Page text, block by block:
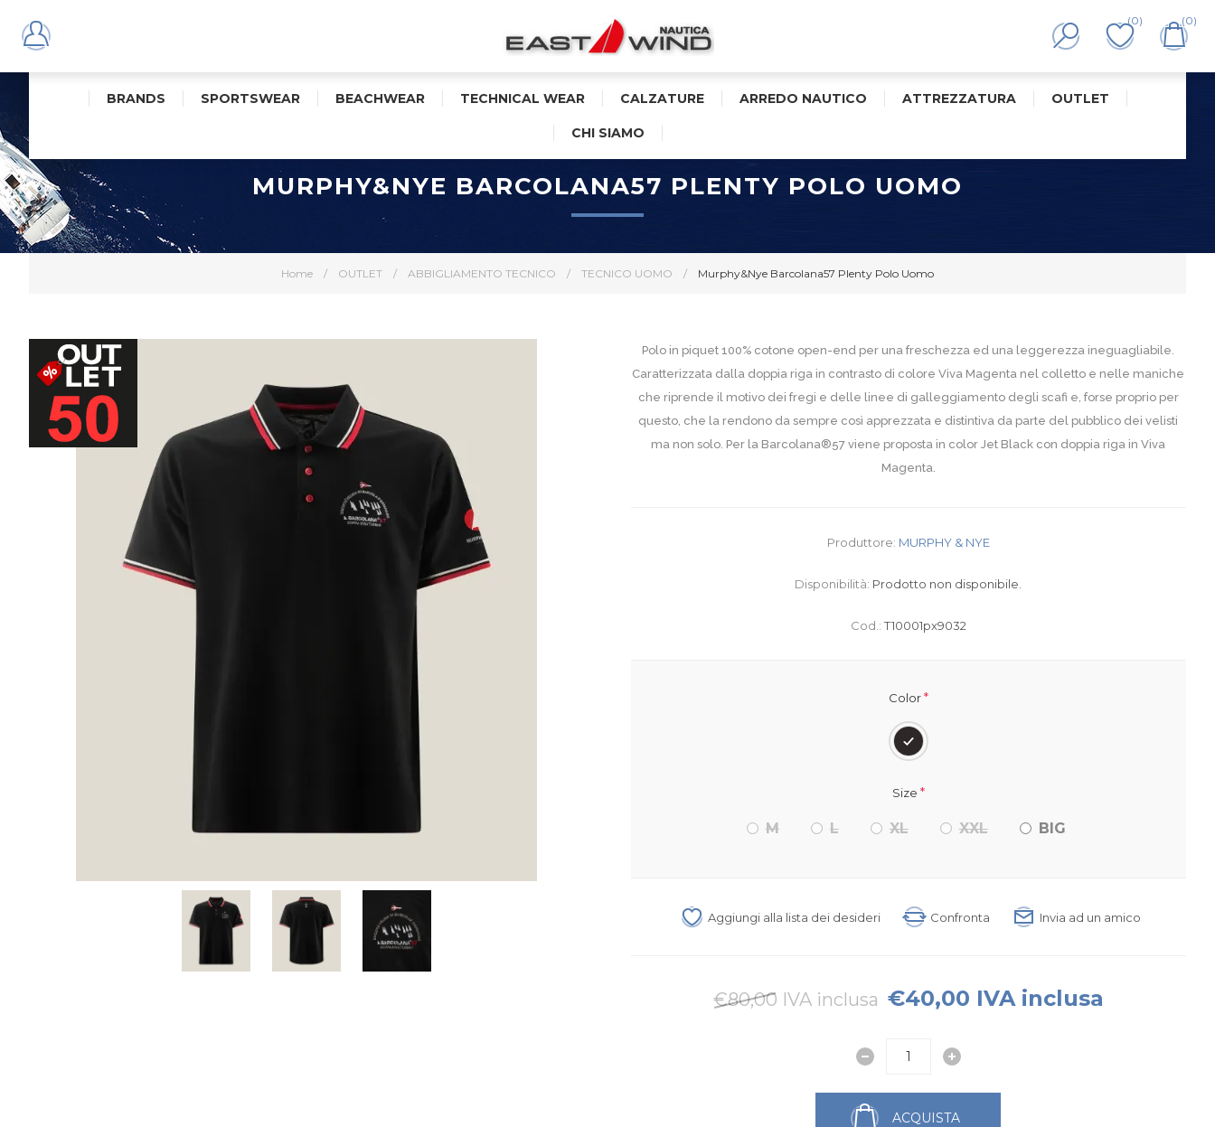
(0) (0)
BRANDS SPORTSWEAR BEACHWEAR TECHNICAL WEAR CALZATURE ARREDO NAUTICO ATTREZZATURA OUTLET
CHI SIAMO
Home / OUTLET / ABBIGLIAMENTO TECNICO / TECNICO UOMO / Murphy&Nye Barcolana57 Plenty Polo Uomo
MURPHY&NYE BARCOLANA57 PLENTY POLO UOMO
Polo in piquet 100% cotone open-end per una freschezza ed una leggerezza ineguagliabile.
Caratterizzata dalla doppia riga in contrasto di colore Viva Magenta nel colletto e nelle maniche
che riprende il motivo dei fregi e delle linee di galleggiamento degli scafi e, forse proprio per
questo, che la rendono da sempre così apprezzata e distintiva da parte del pubblico dei velisti
ma non solo. Per la Barcolana®57 viene proposta in color Jet Black con doppia riga in Viva
Magenta.
Produttore: MURPHY & NYE
Disponibilità: Prodotto non disponibile.
Cod.: T10001px9032
Color*
Size *
M L XL XXL BIG
Aggiungi alla lista dei desideri Confronta Invia ad un amico
€80,00 IVA inclusa €40,00 IVA inclusa
ACQUISTA